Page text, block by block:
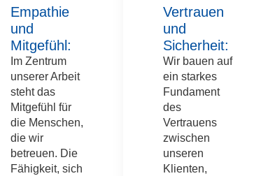
Empathie
und
Mitgefühl:
Im Zentrum
unserer Arbeit
steht das
Mitgefühl für
die Menschen,
die wir
betreuen. Die
Fähigkeit, sich
Vertrauen
und
Sicherheit:
Wir bauen auf
ein starkes
Fundament
des
Vertrauens
zwischen
unseren
Klienten,